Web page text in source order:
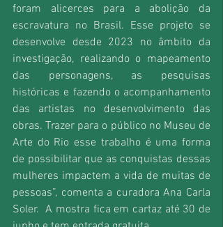
foram alicerces para a abolição da
escravatura no Brasil. Esse projeto se
desenvolve desde 2023 no âmbito da
investigação, realizando o mapeamento
das personagens, as pesquisas
históricas e fazendo o acompanhamento
das artistas no desenvolvimento das
obras. Trazer para o público no Museu de
Arte do Rio esse trabalho é uma forma
de possibilitar que as conquistas dessas
mulheres impactem a vida de muitas de
pessoas”, comenta a curadora Ana Carla
Soler.  A mostra fica em cartaz até 30 de